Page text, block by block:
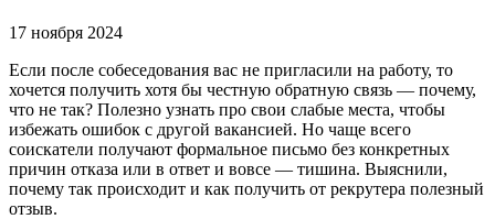
17 ноября 2024
Если после собеседования вас не пригласили на работу, то
хочется получить хотя бы честную обратную связь — почему,
что не так? Полезно узнать про свои слабые места, чтобы
избежать ошибок с другой вакансией. Но чаще всего
соискатели получают формальное письмо без конкретных
причин отказа или в ответ и вовсе — тишина. Выяснили,
почему так происходит и как получить от рекрутера полезный
отзыв.